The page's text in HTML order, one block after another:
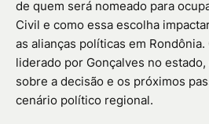
de quem será nomeado para
Civil e como essa escolha
as alianças políticas em
liderado por Gonçalves no
sobre a decisão e os próximos
cenário político regional.